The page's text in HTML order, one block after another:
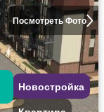
Посмотреть Фото
Новостройка